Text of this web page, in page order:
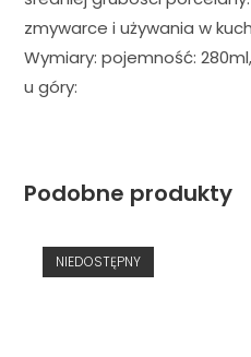
zmywarce i używania w
Wymiary: pojemność:
u góry:
Podobne produkty
NIEDOSTĘPNY